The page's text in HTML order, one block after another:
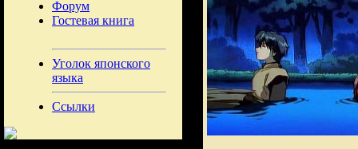
Форум
Гостевая книга
Уголок японского
языка
Ссылки